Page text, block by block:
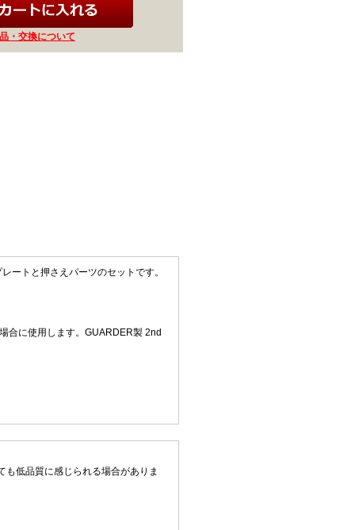
・交換について
ートと押さえパーツのセットです。
合に使用します。GUARDER製 2nd
低品質に感じられる場合がありま